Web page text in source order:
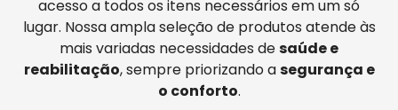
acesso a todos os itens necessários em um só
lugar. Nossa ampla seleção de produtos atende às
mais variadas necessidades desaúde e
reabilitação, sempre priorizando asegurança e
o conforto.